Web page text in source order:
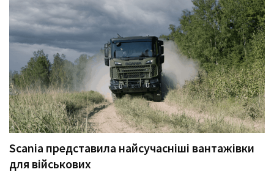
Scania представила найсучасніші вантажівки
для військових